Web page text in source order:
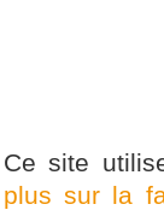
Ce site
plus sur la